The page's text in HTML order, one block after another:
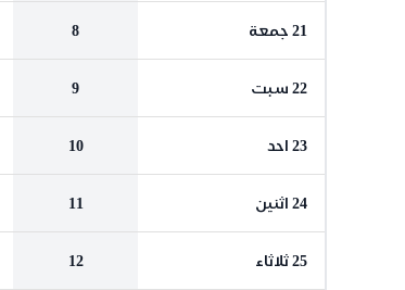
21 جمعة 8
22 سبت 9
23 احد 10
24 اثنين 11
25 ثلاثاء 12